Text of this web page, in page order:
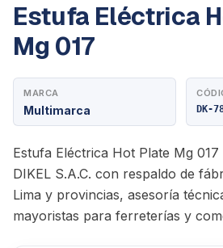
Estufa Eléctrica
Mg 017
MARCA
Multimarca
DK-
Estufa Eléctrica Hot Plate Mg
DIKEL S.A.C. con respaldo de
Lima y provincias, asesoría
mayoristas para ferreterías y